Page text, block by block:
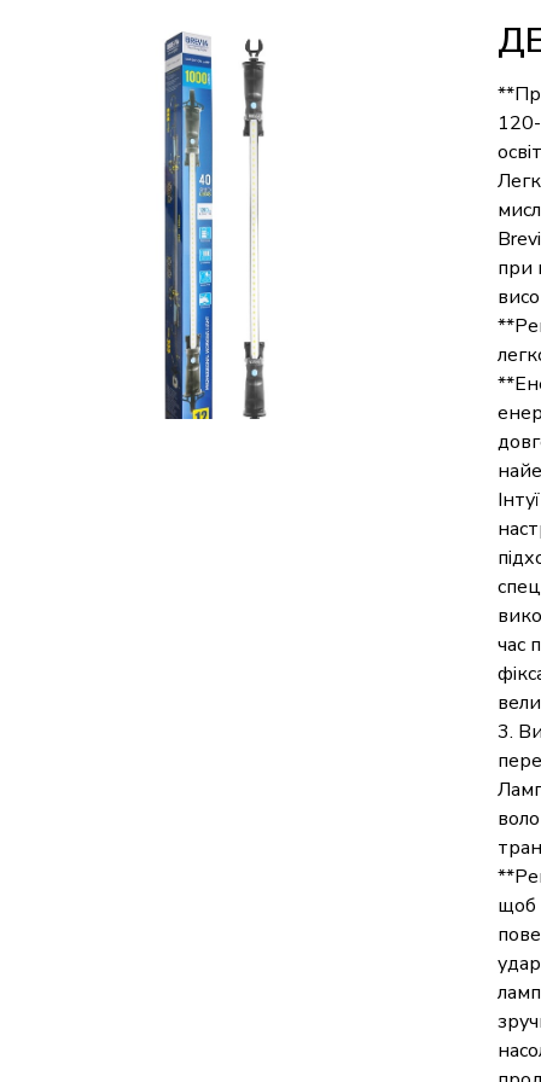
при
час
3.
щоб